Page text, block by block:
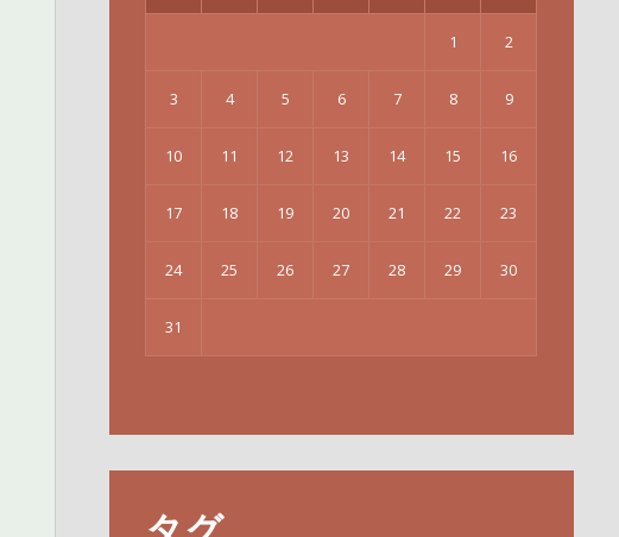
1 2
3 4 5 6 7 8 9
10 11 12 13 14 15 16
17 18 19 20 21 22 23
24 25 26 27 28 29 30
31